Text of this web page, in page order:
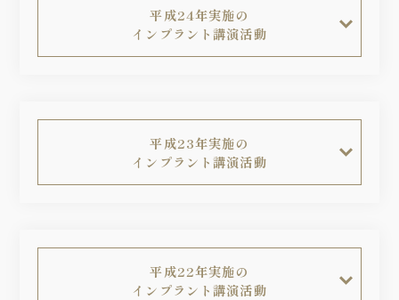
平成24年実施の
インプラント講演活動
平成23年実施の
インプラント講演活動
平成22年実施の
インプラント講演活動